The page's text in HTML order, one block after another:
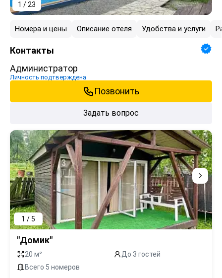
1 / 23
Номера и цены Описание отеля Удобства и услуги
Контакты
Администратор
Личность подтверждена
Позвонить
Задать вопрос
1 / 5
"Домик"
20 м²
До 3 гостей
Всего 5 номеров